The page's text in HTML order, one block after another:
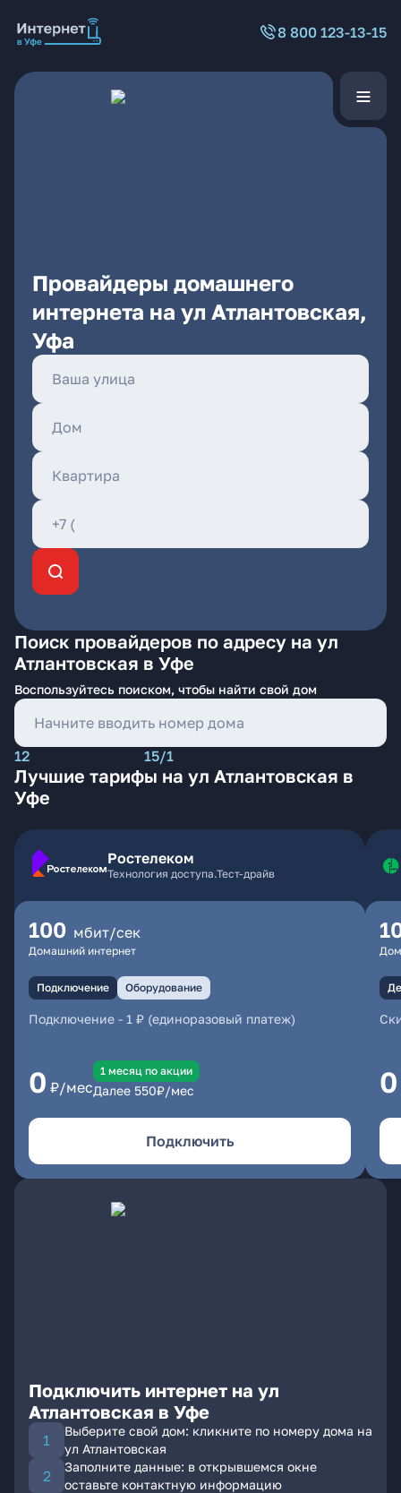
8 800 123-13-15
Провайдеры домашнего
интернета на ул Атлантовская,
Уфа
Поиск провайдеров по адресу на ул
Атлантовская в Уфе
Воспользуйтесь поиском, чтобы найти свой дом
12 15/1
Лучшие тарифы на ул Атлантовская в
Уфе
Ростелеком
Технология доступа.Тест-драйв
100 мбит/сек
Домашний интернет
Подключение Оборудование
Подключение - 1 ₽ (единоразовый платеж)
0 ₽/мес
1 месяц по акции
Далее 550₽/мес
Подключить
0
Подключить интернет на ул
Атлантовская в Уфе
Выберите свой дом: кликните по номеру дома на
ул Атлантовская
Заполните данные: в открывшемся окне
оставьте контактную информацию